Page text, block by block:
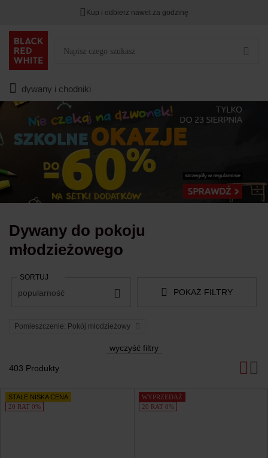
HITY DNIA przy zapisie na Newsletter.
Kup i odbierz nawet za godzinę
dywany i chodniki
Dywany do pokoju
młodzieżowego
403 Produkty
POKAŻ FILTRY
Pomieszczenie: Pokój młodzieżowy
wyczyść filtry
SORTUJ
popularność
Produkty
STALE NISKA CENA
20 RAT 0%
WYPRZEDAŻ
20 RAT 0%